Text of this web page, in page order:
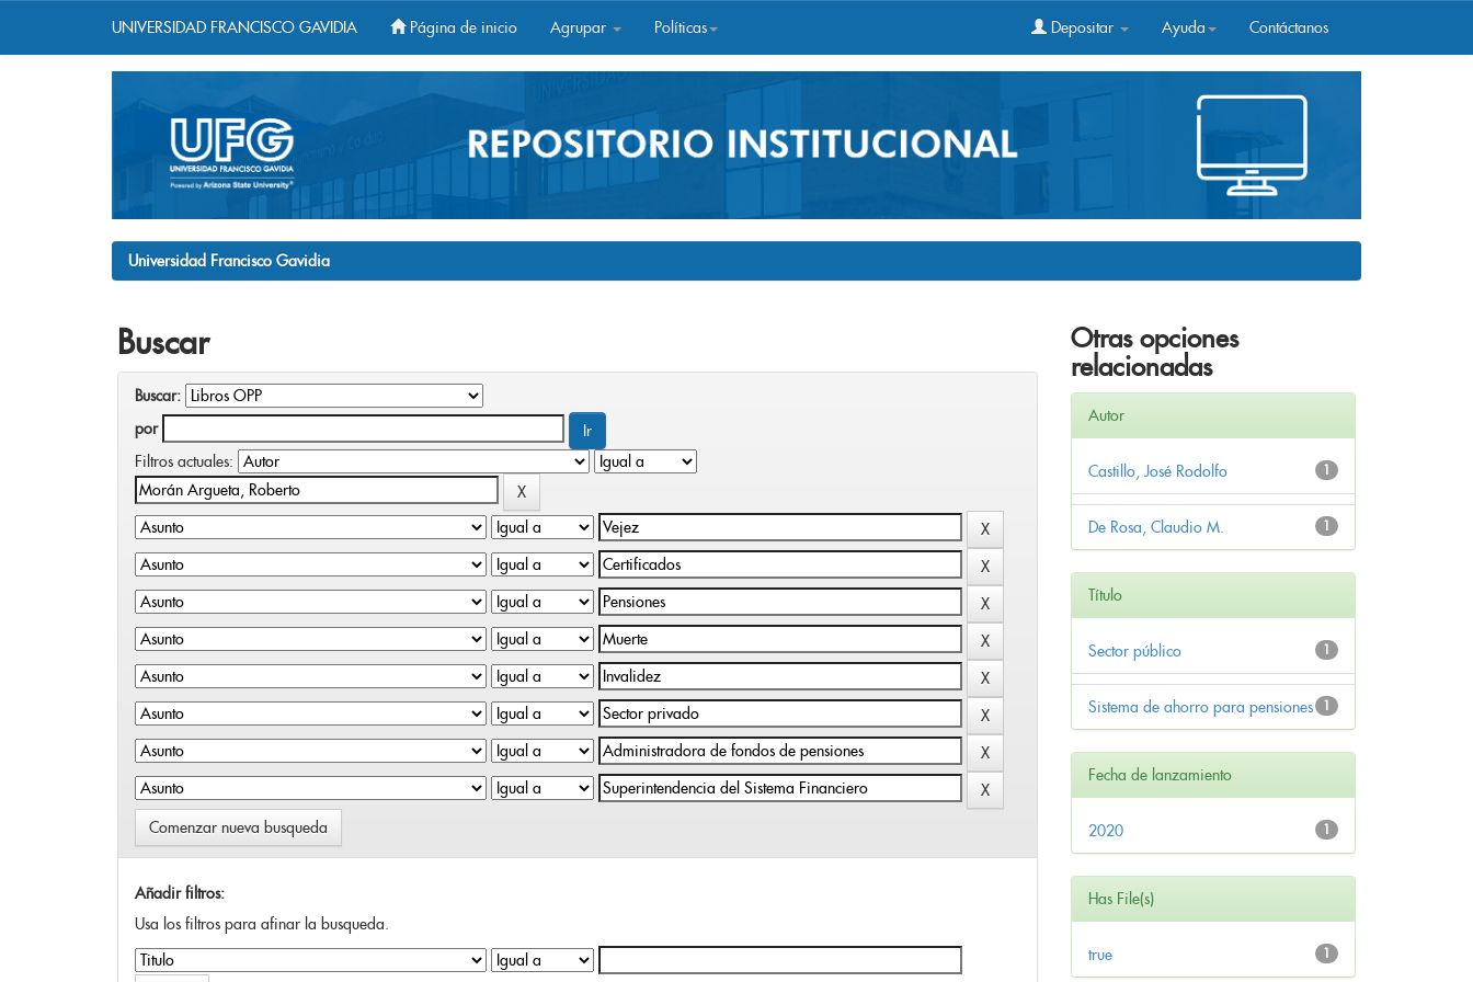
UNIVERSIDAD FRANCISCO GAVIDIA Página de inicio Agrupar Políticas Depositar Ayuda Contáctanos
Universidad Francisco Gavidia
Buscar
Buscar:
por
Filtros actuales:
Comenzar nueva busqueda
Añadir filtros:
Usa los filtros para afinar la busqueda.
Otras opciones
relacionadas
Autor
1
Castillo, José Rodolfo
1
De Rosa, Claudio M.
Título
1
Sector público
1
Sistema de ahorro para pensiones
Fecha de lanzamiento
1
2020
Has File(s)
1
true